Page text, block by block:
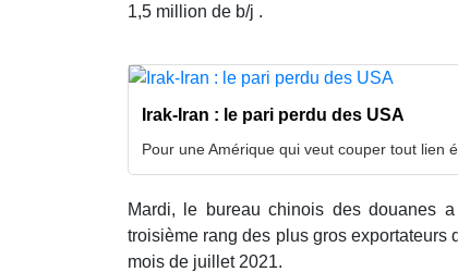
1,5 million de b/j .
Irak-Iran : le pari perdu des USA
Pour une Amérique qui veut couper tout lien
Mardi, le bureau chinois des douanes
troisième rang des plus gros exportateurs
mois de juillet 2021.